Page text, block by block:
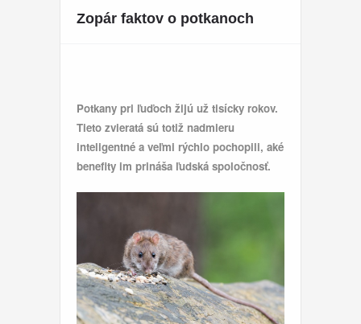
Zopár faktov o potkanoch
Potkany pri ľuďoch žijú už tisícky rokov.
Tieto zvieratá sú totiž nadmieru
inteligentné a veľmi rýchlo pochopili, aké
benefity im prináša ľudská spoločnosť.